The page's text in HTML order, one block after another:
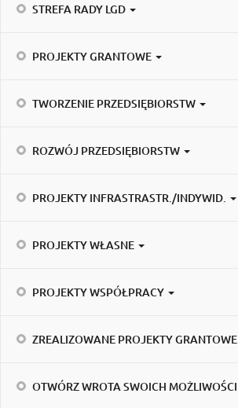
STREFA RADY LGD
PROJEKTY GRANTOWE
TWORZENIE PRZEDSIĘBIORSTW
ROZWÓJ PRZEDSIĘBIORSTW
PROJEKTY INFRASTRASTR./INDYWID.
PROJEKTY WŁASNE
PROJEKTY WSPÓŁPRACY
ZREALIZOWANE PROJEKTY GRANTOWE
OTWÓRZ WROTA SWOICH MOŻLIWOŚCI